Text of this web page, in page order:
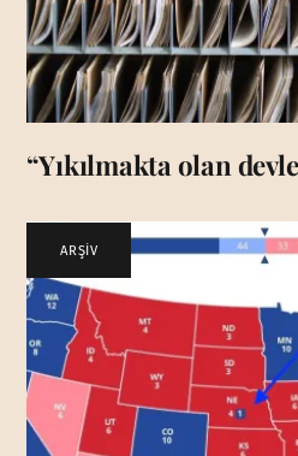
“Yıkılmakta olan
ARŞİV